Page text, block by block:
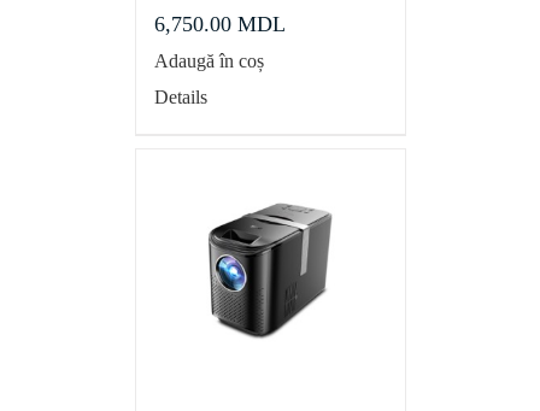
6,750.00 MDL
Adaugă în coș
Details